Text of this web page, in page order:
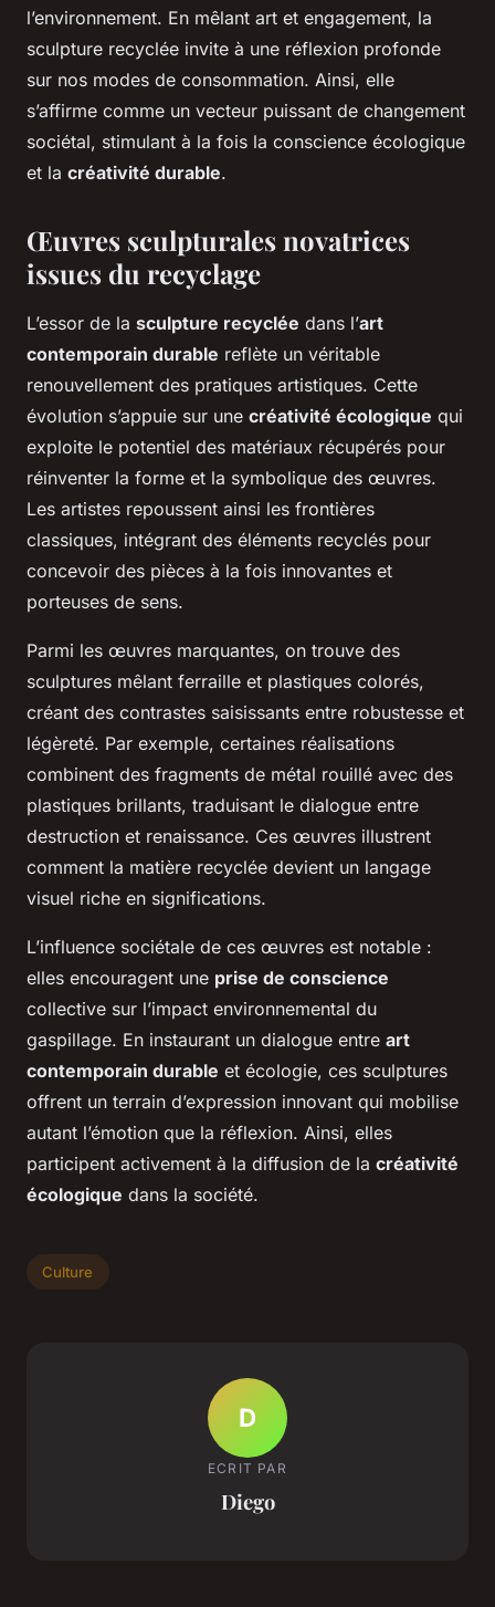
l’environnement. En mêlant art et engagement, la
sculpture recyclée invite à une réflexion profonde
sur nos modes de consommation. Ainsi, elle
s’affirme comme un vecteur puissant de changement
sociétal, stimulant à la fois la conscience écologique
et la créativité durable.
Œuvres sculpturales novatrices
issues du recyclage
L’essor de la sculpture recyclée dans l’art
contemporain durable reflète un véritable
renouvellement des pratiques artistiques. Cette
évolution s’appuie sur une créativité écologique qui
exploite le potentiel des matériaux récupérés pour
réinventer la forme et la symbolique des œuvres.
Les artistes repoussent ainsi les frontières
classiques, intégrant des éléments recyclés pour
concevoir des pièces à la fois innovantes et
porteuses de sens.
Parmi les œuvres marquantes, on trouve des
sculptures mêlant ferraille et plastiques colorés,
créant des contrastes saisissants entre robustesse et
légèreté. Par exemple, certaines réalisations
combinent des fragments de métal rouillé avec des
plastiques brillants, traduisant le dialogue entre
destruction et renaissance. Ces œuvres illustrent
comment la matière recyclée devient un langage
visuel riche en significations.
L’influence sociétale de ces œuvres est notable :
elles encouragent une prise de conscience
collective sur l’impact environnemental du
gaspillage. En instaurant un dialogue entre art
contemporain durable et écologie, ces sculptures
offrent un terrain d’expression innovant qui mobilise
autant l’émotion que la réflexion. Ainsi, elles
participent activement à la diffusion de la créativité
écologique dans la société.
Culture
D
ECRIT PAR
Diego